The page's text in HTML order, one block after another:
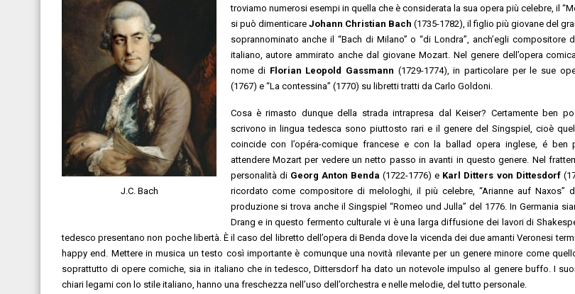
J.C. Bach
troviamo numerosi esempi in quella che è considerata la sua opera più celebre, il
si può dimenticare Johann Christian Bach (1735-1782), il figlio più giovane del
soprannominato anche il “Bach di Milano” o “di Londra”, anch’egli compositore
italiano, autore ammirato anche dal giovane Mozart. Nel genere dell’opera
nome di Florian Leopold Gassmann (1729-1774), in particolare per le sue
(1767) e “La contessina” (1770) su libretti tratti da Carlo Goldoni.
Cosa è rimasto dunque della strada intrapresa dal Keiser? Certamente ben
scrivono in lingua tedesca sono piuttosto rari e il genere del Singspiel, cioè
coincide con l’opéra-comique francese e con la ballad opera inglese, é ben
attendere Mozart per vedere un netto passo in avanti in questo genere. Nel
personalità di Georg Anton Benda (1722-1776) e Karl Ditters von Dittesdorf
ricordato come compositore di melologhi, il più celebre, “Arianne auf Naxos”
produzione si trova anche il Singspiel “Romeo und Julla” del 1776. In Germania
Drang e in questo fermento culturale vi è una larga diffusione dei lavori di
tedesco presentano non poche libertà. È il caso del libretto dell’opera di Benda dove la vicenda dei due amanti Veronesi
happy end. Mettere in musica un testo così importante è comunque una novità rilevante per un genere minore come
soprattutto di opere comiche, sia in italiano che in tedesco, Dittersdorf ha dato un notevole impulso al genere buffo. I
chiari legami con lo stile italiano, hanno una freschezza nell’uso dell’orchestra e nelle melodie, del tutto personale.